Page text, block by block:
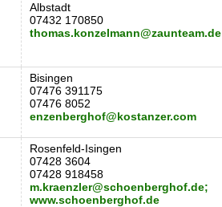
Albstadt
07432 170850
thomas.konzelmann@zaunteam.de
Bisingen
07476 391175
07476 8052
enzenberghof@kostanzer.com
Rosenfeld-Isingen
07428 3604
07428 918458
m.kraenzler@schoenberghof.de;
www.schoenberghof.de